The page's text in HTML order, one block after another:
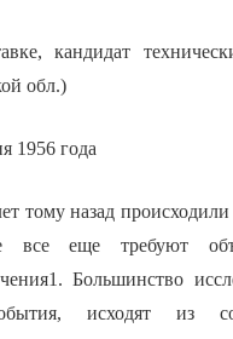
кандидат
обл.)
1956 года
тому назад
все еще требуют
Большинство
исходят из